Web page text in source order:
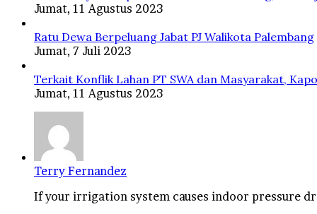
Jumat, 11 Agustus 2023
Ratu Dewa Berpeluang Jabat PJ Walikota Palembang
Jumat, 7 Juli 2023
Terkait Konflik Lahan PT SWA dan Masyarakat,
Jumat, 11 Agustus 2023
Terry Fernandez
If your irrigation system causes indoor pressure